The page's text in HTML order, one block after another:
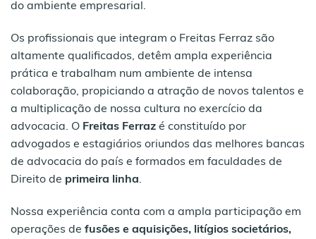
do ambiente empresarial.
Os profissionais que integram o Freitas Ferraz são
altamente qualificados, detêm ampla experiência
prática e trabalham num ambiente de intensa
colaboração, propiciando a atração de novos talentos e
a multiplicação de nossa cultura no exercício da
advocacia. O Freitas Ferraz é constituído por
advogados e estagiários oriundos das melhores bancas
de advocacia do país e formados em faculdades de
Direito de primeira linha.
Nossa experiência conta com a ampla participação em
operações de fusões e aquisições, litígios societários,